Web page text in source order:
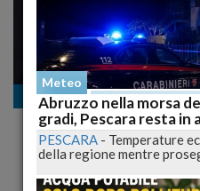
Cronaca dal mondo
Kate Middleton arriva
ricovero di lusso a
Meteo
Abruzzo nella morsa
gradi, Pescara resta in
PESCARA - Temperature
della regione mentre